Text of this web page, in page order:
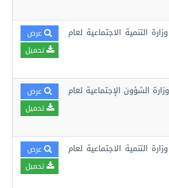
التنمية الاجتماعية لعام
عرض
تحميل
الشؤون الإجتماعية لعام
عرض
تحميل
التنمية الاجتماعية لعام
عرض
تحميل